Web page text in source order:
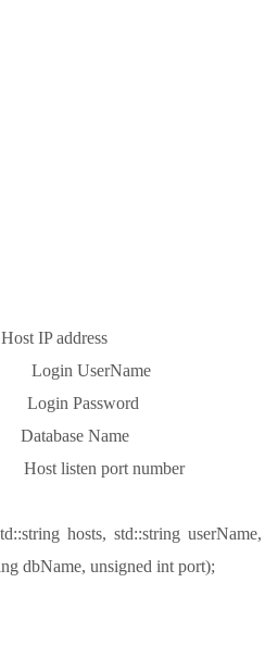
IP address
Login UserName
Password
Name
listen port number
hosts, std::string userName,
dbName, unsigned int port);